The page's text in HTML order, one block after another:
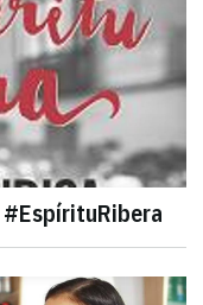
#EspírituRibera